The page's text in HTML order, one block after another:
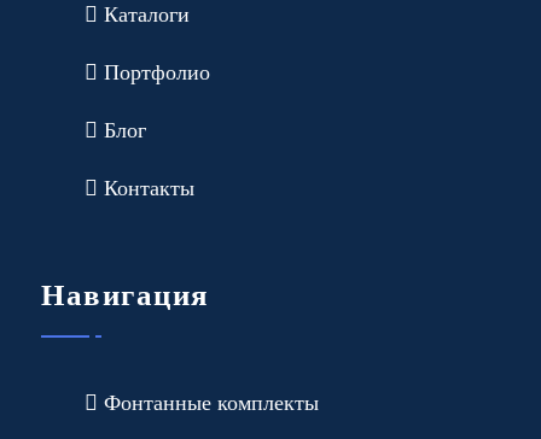
Каталоги
Портфолио
Блог
Контакты
Навигация
Фонтанные комплекты